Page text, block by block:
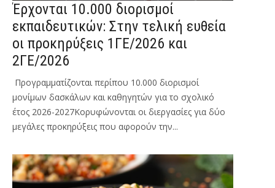
Έρχονται 10.000 διορισμοί
εκπαιδευτικών: Στην τελική ευθεία
οι προκηρύξεις 1ΓΕ/2026 και
2ΓΕ/2026
Προγραμματίζονται περίπου 10.000 διορισμοί
μονίμων δασκάλων και καθηγητών για το σχολικό
έτος 2026-2027Κορυφώνονται οι διεργασίες για δύο
μεγάλες προκηρύξεις που αφορούν την...